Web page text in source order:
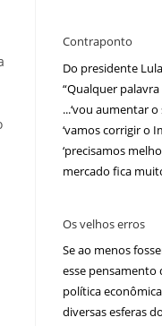
Contraponto
Do presidente
“Qualquer
...‘vou aumentar
‘vamos corrigir o
‘precisamos
mercado fica
Os velhos erros
Se ao menos
esse pensamento
política
diversas esferas